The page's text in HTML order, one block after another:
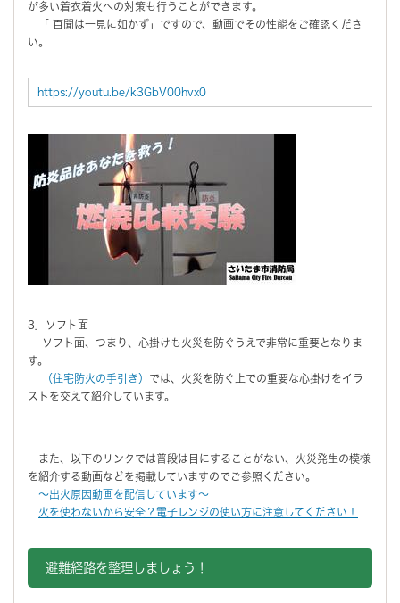
が多い着衣着火への対策も行うことができます。
「 百聞は一見に如かず」ですので、動画でその性能をご確認くださ
い。
https://youtu.be/k3GbV00hvx0
3．ソフト面
ソフト面、つまり、心掛けも火災を防ぐうえで非常に重要となりま
す。
（住宅防火の手引き） では、火災を防ぐ上での重要な心掛けをイラ
ストを交えて紹介しています。
また、以下のリンクでは普段は目にすることがない、火災発生の模様
を紹介する動画などを掲載していますのでご参照ください。
～出火原因動画を配信しています～
火を使わないから安全？電子レンジの使い方に注意してください！
避難経路を整理しましょう！